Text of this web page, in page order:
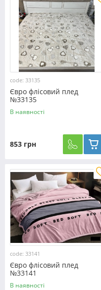
code: 33135
Євро флісовий плед
№33135
В наявності
853 грн
code: 33141
Євро флісовий плед
№33141
В наявності